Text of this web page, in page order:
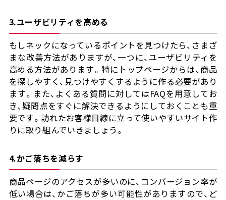
3.ユーザビリティを高める
もしネックになっているポイントを見つけたら、さまざ
まな改善方法がありますが、一つに、ユーザビリティを
高める方法があります。特にトップページからは、商品
を探しやすく、見つけやすくするように作る必要があり
ます。また、よくある質問に対してはFAQを用意してお
き、疑問点をすぐに解決できるようにしておくことも重
要です。訪れたお客様目線に立って使いやすいサイト作
りに取り組んでいきましょう。
4.かご落ちを減らす
商品ページのアクセスが多いのに、コンバージョン率が
低い場合は、かご落ちが多い可能性がありますので、ど